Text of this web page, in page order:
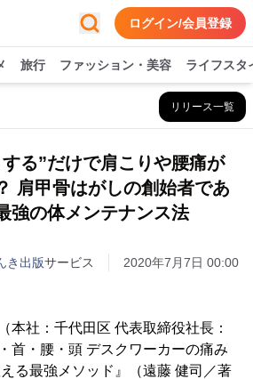
ログイン/会員登録
旅行 ファッション・美容 ライフスタ
リリース一覧
る”だけで肩こりや腰痛が
肩甲骨はがしの創始者であ
強の体メンテナンス法
き出版サービス 2020年7月7日 00:00
本社：千代田区 代表取締役社長：
首・腰・頭 デスクワーカーの痛み
る最強メソッド』（遠藤 健司／著